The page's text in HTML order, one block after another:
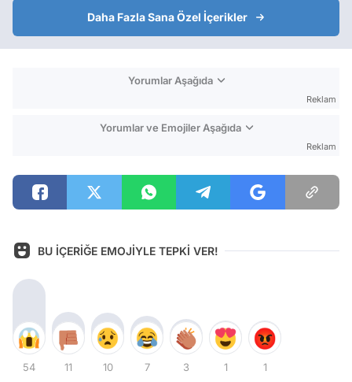
Daha Fazla Sana Özel İçerikler
Yorumlar Aşağıda
Reklam
Yorumlar ve Emojiler Aşağıda
Reklam
BU İÇERİĞE EMOJİYLE TEPKİ VER!
54 11 10 7 3 1 1